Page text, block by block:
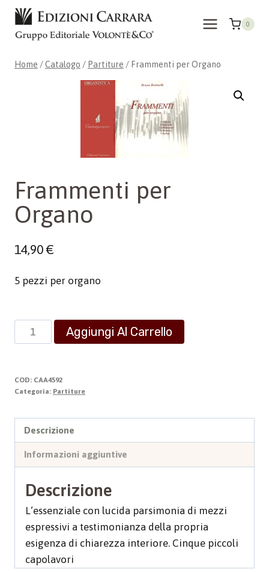
Salta
contenuto
0
Home /Catalogo / Partiture / Frammenti per Organo
Frammenti per
Organo
14,90€
5 pezzi per organo
Frammenti
per
quantità
Aggiungi Al Carrello
COD: CAA4592
Categoria: Partiture
Descrizione
Informazioni aggiuntive
Descrizione
L‘essenziale con lucida parsimonia di mezzi
espressivi a testimonianza della propria
esigenza di chiarezza interiore. Cinque piccoli
capolavori